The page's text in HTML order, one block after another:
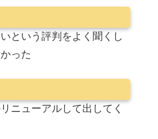
という評判をよく聞くし
った
ニューアルして出してく